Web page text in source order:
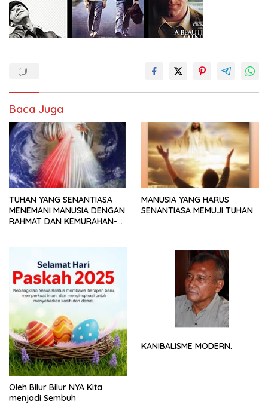
Baca Juga
TUHAN YANG SENANTIASA
MENEMANI MANUSIA DENGAN
RAHMAT DAN KEMURAHAN-
MANUSIA YANG HARUS
SENANTIASA MEMUJI TUHAN
Oleh Bilur Bilur NYA Kita
menjadi Sembuh
KANIBALISME MODERN.